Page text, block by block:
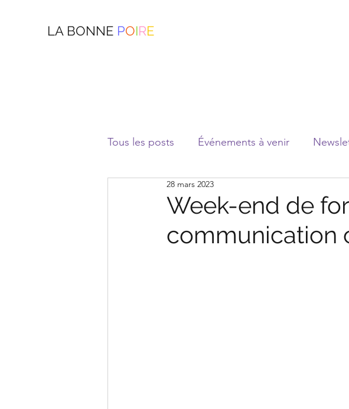
LA BONNE POIRE
Tous les posts Événements à venir
Week-end de
communication
28 mars 2023